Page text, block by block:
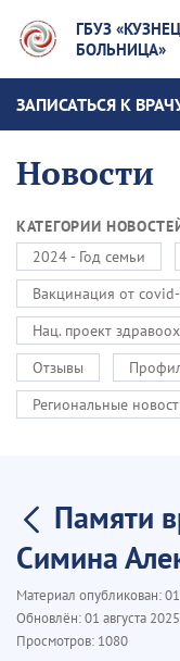
ГБУЗ
БОЛЬНИЦА»
ЗАПИСАТЬСЯ К
Новости
КАТЕГОРИИ
2024 - Год семьи
Вакцинация от
Нац. проект
Отзывы
Региональные
Памяти
Симина
Материал опубликован:
Обновлён:01 августа
Просмотров: 1080